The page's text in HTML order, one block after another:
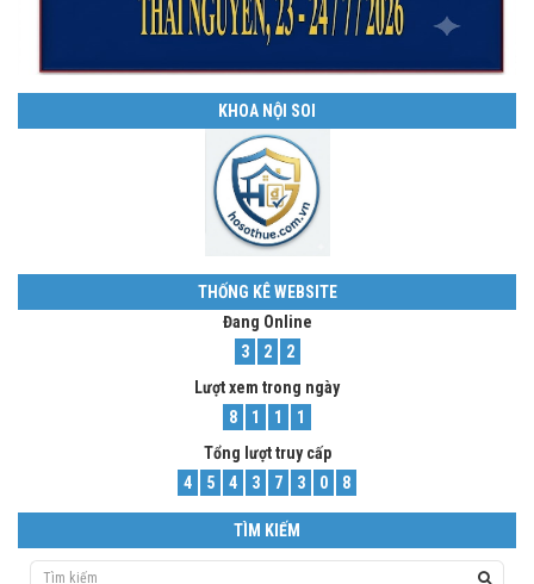
KHOA NỘI SOI
THỐNG KÊ WEBSITE
Đang Online
3
2
2
Lượt xem trong ngày
8
1 1
1
Tổng lượt truy cấp
4
5 4 3 7 3 0 8
TÌM KIẾM